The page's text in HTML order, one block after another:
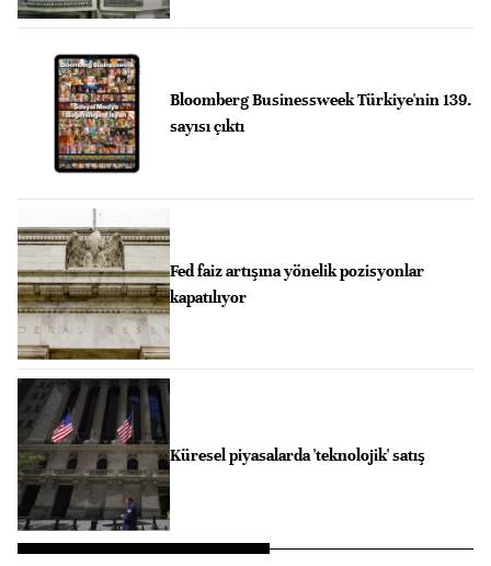
Bloomberg Businessweek Türkiye'nin 139.
sayısı çıktı
Fed faiz artışına yönelik pozisyonlar
kapatılıyor
Küresel piyasalarda 'teknolojik' satış